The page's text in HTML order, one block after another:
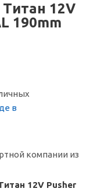
12V
190mm
в
компании из
12V Pusher